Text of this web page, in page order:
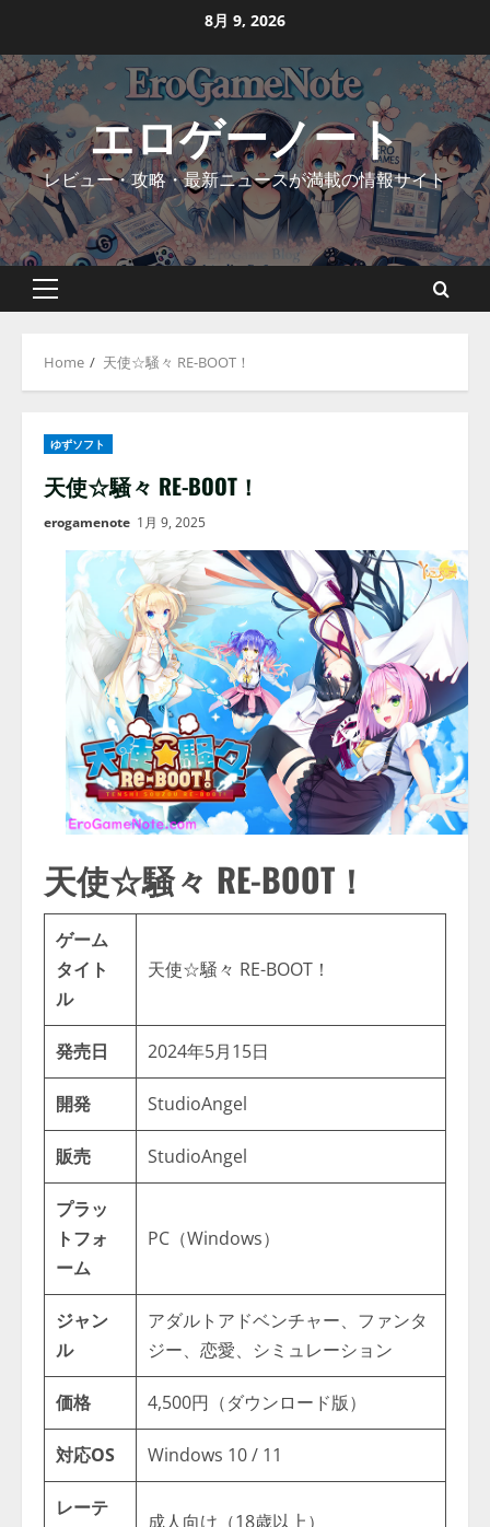
content
8月 9, 2026
エロゲーノート
レビュー・攻略・最新ニュースが満載の情報サイト
Primary
Home 天使☆騒々 RE-BOOT！
ゆずソフト
天使☆騒々 RE-BOOT！
erogamenote 1月 9, 2025
天使☆騒々 RE-BOOT！
ゲーム
タイト
ル
天使☆騒々 RE-BOOT！
発売日 2024年5月15日
開発 StudioAngel
販売 StudioAngel
プラッ
トフォ
ーム
PC（Windows）
ジャン
ル
アダルトアドベンチャー、ファンタ
ジー、恋愛、シミュレーション
価格 4,500円（ダウンロード版）
対応OS Windows 10 / 11
レーテ
成人向け（18歳以上）